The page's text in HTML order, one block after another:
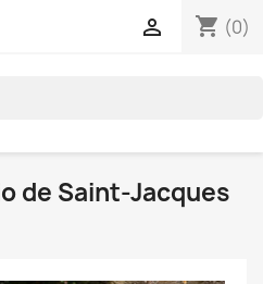
shopping_cart (0)

de Saint-Jacques